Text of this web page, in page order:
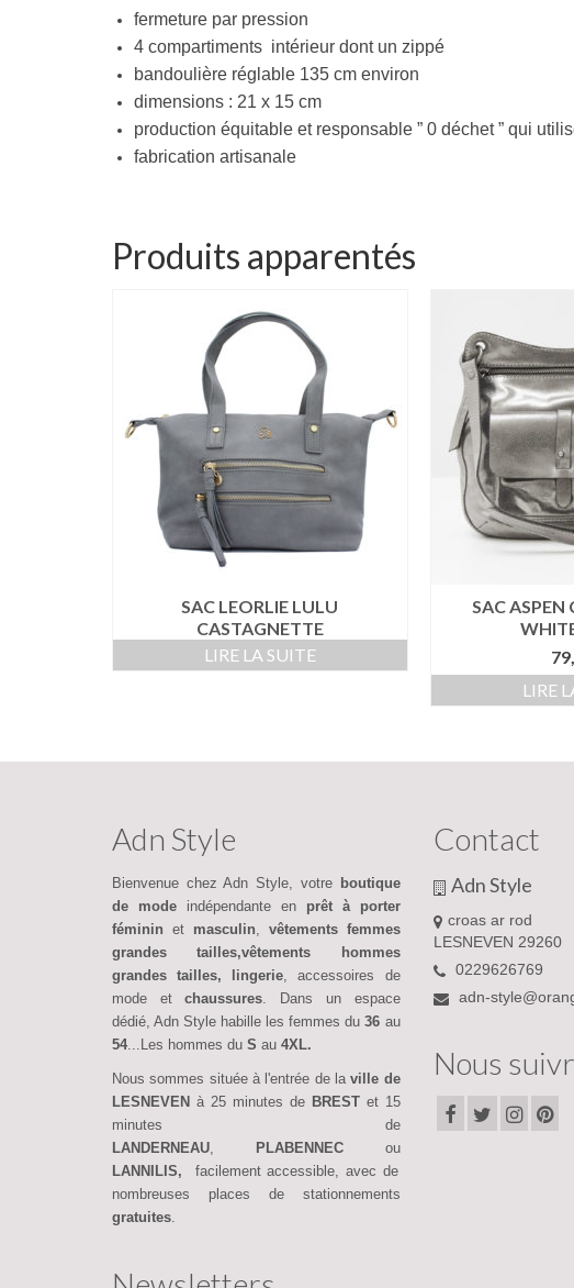
fermeture par pression
4 compartiments intérieur dont un zippé
bandoulière réglable 135 cm environ
dimensions : 21 x 15 cm
production équitable et responsable ” 0 déchet ” qui
fabrication artisanale
Produits apparentés
SAC LEORLIE LULU
CASTAGNETTE
LIRE LA SUITE
SAC ASPEN
LIRE
Adn Style
Bienvenue chez Adn Style, votre boutique
de modeindépendante en prêt à porter
féminin et masculin, vêtements femmes
grandes tailles,vêtements hommes
grandes tailles,
lingerie, accessoires de
mode etchaussures. Dans un espace
dédié, Adn Style habille les femmes du36 au
54...Les hommes du S au 4XL.
Nous sommes située à l'entrée de laville de
LESNEVEN à 25 minutes de BRESTet 15
minutes de
LANDERNEAU, PLABENNEC ou
LANNILIS, facilement accessible, avec de
nombreuses places de stationnements
gratuites.
Contact
Adn Style
croas ar rod
LESNEVEN 29260
0229626769
adn-
Nous